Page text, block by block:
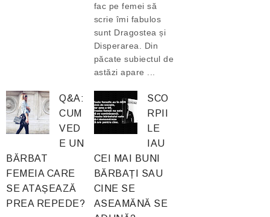
fac pe femei să
scrie îmi fabulos
sunt Dragostea și
Disperarea. Din
păcate subiectul de
astăzi apare ...
Q&A:
CUM
VED
E UN
BĂRBAT
FEMEIA CARE
SE ATAȘEAZĂ
PREA REPEDE?
SCO
RPII
LE
IAU
CEI MAI BUNI
BĂRBAȚI SAU
CINE SE
ASEAMĂNĂ SE